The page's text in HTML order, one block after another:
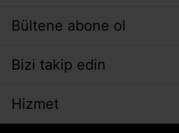
Bültene abone ol
Bizi takip edin
Hizmet